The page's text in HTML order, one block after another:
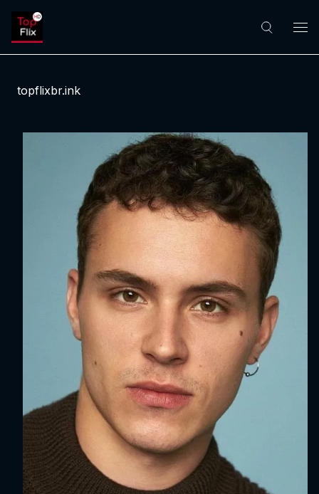
topflixbr.ink